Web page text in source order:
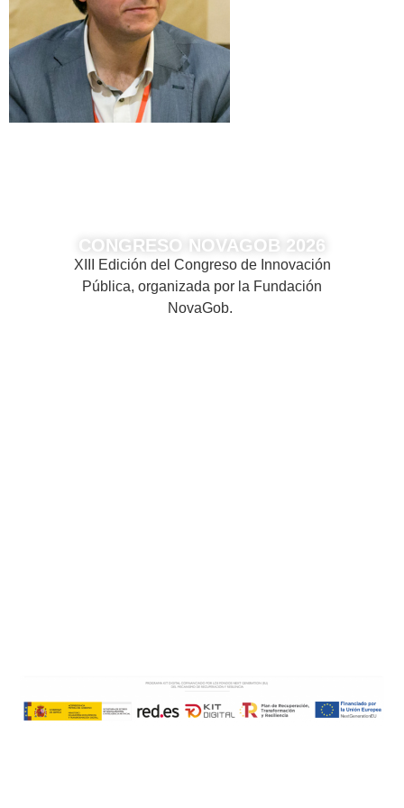
CONGRESO NOVAGOB 2026
XIII Edición del Congreso de Innovación
Pública, organizada por la Fundación
NovaGob.